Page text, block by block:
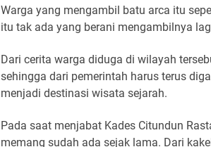
Warga yang mengambil batu arca itu
itu tak ada yang berani mengambilnya
Dari cerita warga diduga di wilayah
sehingga dari pemerintah harus terus
menjadi destinasi wisata sejarah.
Pada saat menjabat Kades Citundun
memang sudah ada sejak lama. Dari